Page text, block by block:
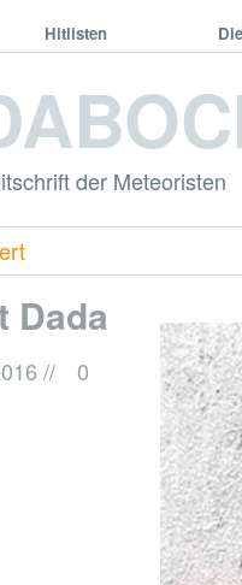
Hitlisten
der Meteoristen
Dada
// 0